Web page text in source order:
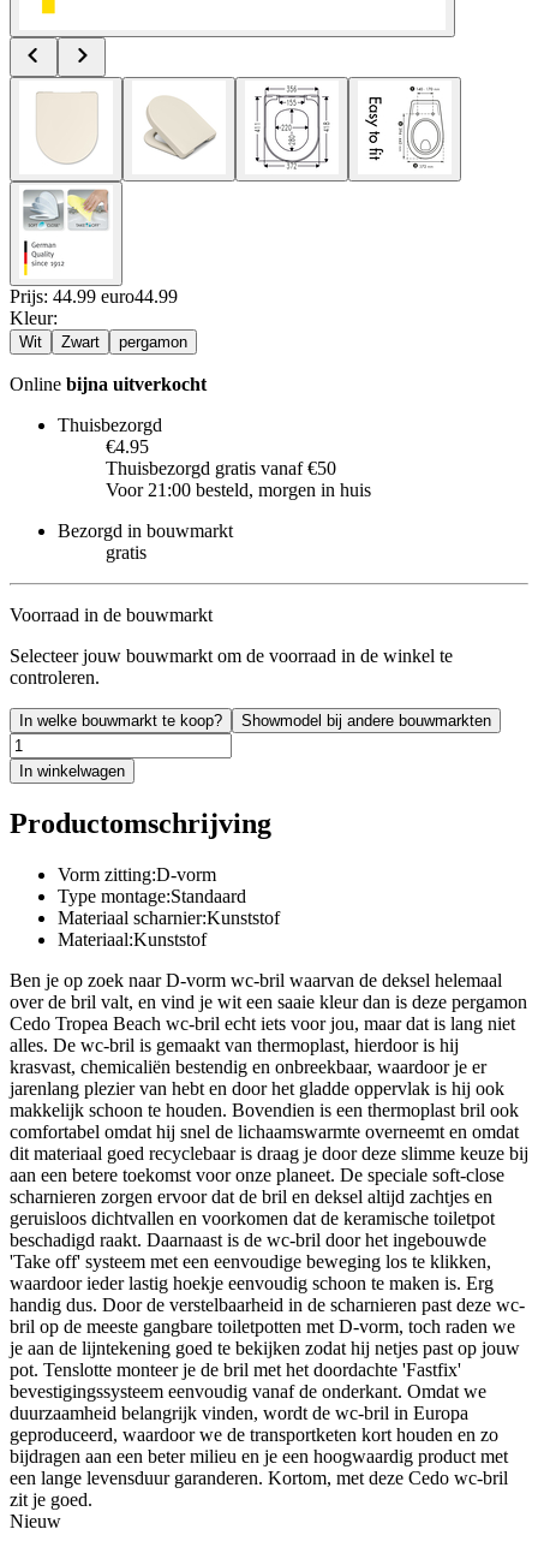
Prijs: 44.99 euro44.99
Kleur:
Wit Zwart pergamon
Online bijna uitverkocht
Thuisbezorgd
€4.95
Thuisbezorgd gratis vanaf €50
Voor 21:00 besteld, morgen in huis
Bezorgd in bouwmarkt
gratis
Voorraad in de bouwmarkt
Selecteer jouw bouwmarkt om de voorraad in de winkel te
controleren.
In welke bouwmarkt te koop? Showmodel bij andere bouwmarkten
In winkelwagen
Productomschrijving
Vorm zitting:D-vorm
Type montage:Standaard
Materiaal scharnier:Kunststof
Materiaal:Kunststof
Ben je op zoek naar D-vorm wc-bril waarvan de deksel helemaal
over de bril valt, en vind je wit een saaie kleur dan is deze pergamon
Cedo Tropea Beach wc-bril echt iets voor jou, maar dat is lang niet
alles. De wc-bril is gemaakt van thermoplast, hierdoor is hij
krasvast, chemicaliën bestendig en onbreekbaar, waardoor je er
jarenlang plezier van hebt en door het gladde oppervlak is hij ook
makkelijk schoon te houden. Bovendien is een thermoplast bril ook
comfortabel omdat hij snel de lichaamswarmte overneemt en omdat
dit materiaal goed recyclebaar is draag je door deze slimme keuze bij
aan een betere toekomst voor onze planeet. De speciale soft-close
scharnieren zorgen ervoor dat de bril en deksel altijd zachtjes en
geruisloos dichtvallen en voorkomen dat de keramische toiletpot
beschadigd raakt. Daarnaast is de wc-bril door het ingebouwde
'Take off' systeem met een eenvoudige beweging los te klikken,
waardoor ieder lastig hoekje eenvoudig schoon te maken is. Erg
handig dus. Door de verstelbaarheid in de scharnieren past deze wc-
bril op de meeste gangbare toiletpotten met D-vorm, toch raden we
je aan de lijntekening goed te bekijken zodat hij netjes past op jouw
pot. Tenslotte monteer je de bril met het doordachte 'Fastfix'
bevestigingssysteem eenvoudig vanaf de onderkant. Omdat we
duurzaamheid belangrijk vinden, wordt de wc-bril in Europa
geproduceerd, waardoor we de transportketen kort houden en zo
bijdragen aan een beter milieu en je een hoogwaardig product met
een lange levensduur garanderen. Kortom, met deze Cedo wc-bril
zit je goed.
Nieuw